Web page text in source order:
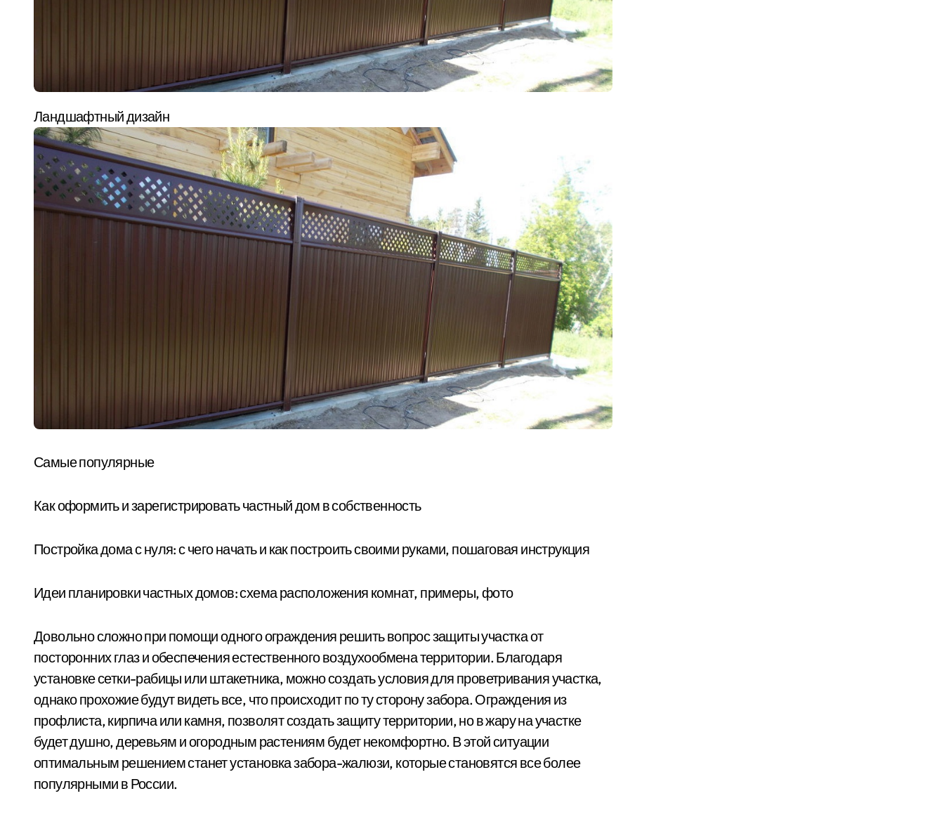
Ландшафтный дизайн
Самые популярные
Как оформить и зарегистрировать частный дом в собственность
Постройка дома с нуля: с чего начать и как построить своими руками, пошаговая инструкция
Идеи планировки частных домов: схема расположения комнат, примеры, фото
Довольно сложно при помощи одного ограждения решить вопрос защиты участка от
посторонних глаз и обеспечения естественного воздухообмена территории. Благодаря
установке сетки-рабицы или штакетника, можно создать условия для проветривания участка,
однако прохожие будут видеть все, что происходит по ту сторону забора. Ограждения из
профлиста, кирпича или камня, позволят создать защиту территории, но в жару на участке
будет душно, деревьям и огородным растениям будет некомфортно. В этой ситуации
оптимальным решением станет установка забора-жалюзи, которые становятся все более
популярными в России.